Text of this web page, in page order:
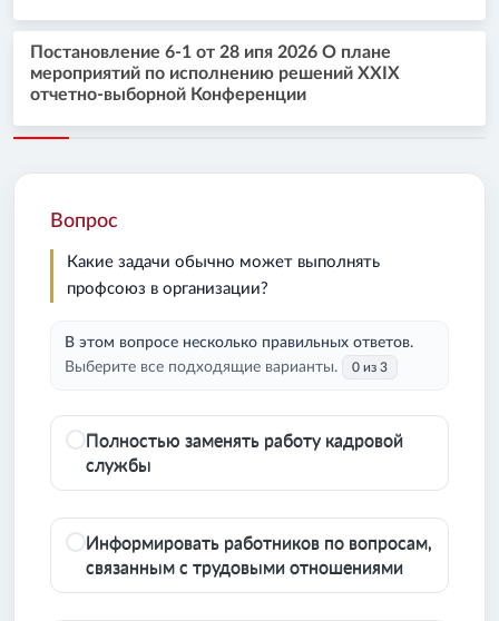
Постановление 6-1 от 28 ипя 2026 О плане
мероприятий по исполнению решений XXIX
отчетно-выборной Конференции
Вопрос
Какие задачи обычно может выполнять
профсоюз в организации?
В этом вопросе несколько правильных ответов.
Выберите все подходящие варианты.
0 из 3
Полностью заменять работу кадровой
службы
Информировать работников по вопросам,
связанным с трудовыми отношениями